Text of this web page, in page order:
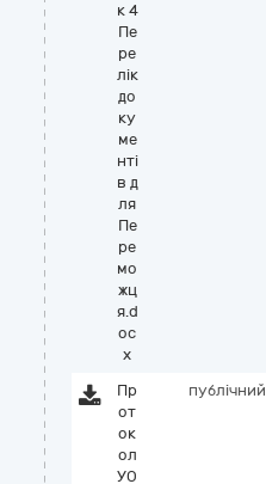
к 4
Пе
ре
лік
до
ку
ме
нті
в д
ля
Пе
ре
мо
жц
я.d
oc
x
Пр
от
ок
ол
УО
публічний